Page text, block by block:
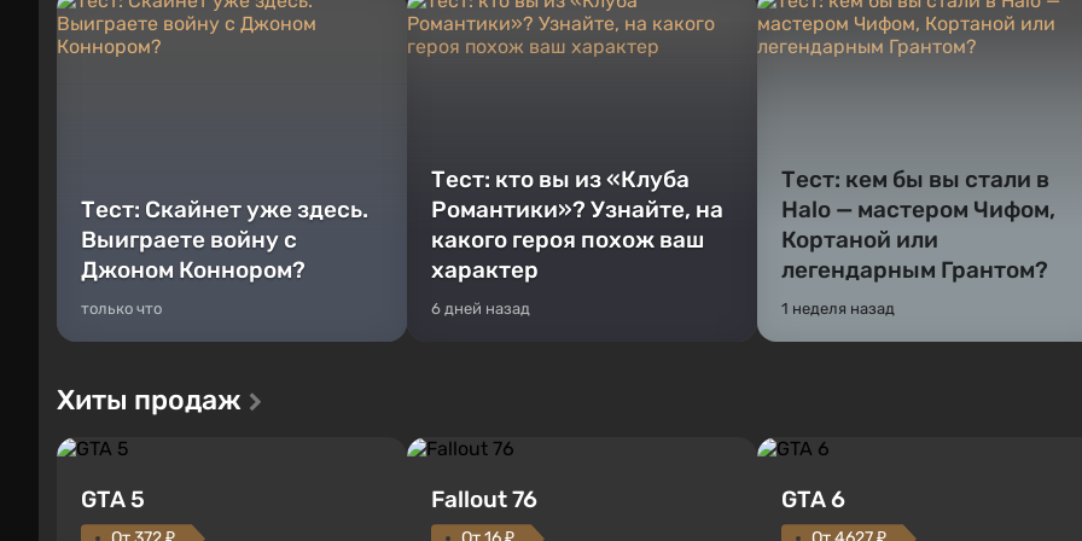
Тест: Скайнет уже здесь.
Выиграете войну с
Джоном Коннором?
только что
Тест: кто вы из «Клуба
Романтики»? Узнайте, на
какого героя похож ваш
характер
6 дней назад
Тест: кем бы вы стали в
Halo — мастером Чифом,
Кортаной или
легендарным Грантом?
1 неделя назад
Хиты продаж
GTA 5 Fallout 76 GTA 6